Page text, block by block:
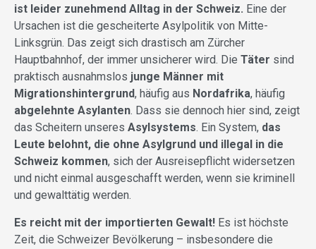
ist leider zunehmend Alltag in der Schweiz. Eine der
Ursachen ist die gescheiterte Asylpolitik von Mitte-
Linksgrün. Das zeigt sich drastisch am Zürcher
Hauptbahnhof, der immer unsicherer wird. Die Täter sind
praktisch ausnahmslos junge Männer mit
Migrationshintergrund, häufig aus Nordafrika, häufig
abgelehnte Asylanten. Dass sie dennoch hier sind, zeigt
das Scheitern unseres Asylsystems. Ein System, das
Leute belohnt, die ohne Asylgrund und illegal in die
Schweiz kommen, sich der Ausreisepflicht widersetzen
und nicht einmal ausgeschafft werden, wenn sie kriminell
und gewalttätig werden.
Es reicht mit der importierten Gewalt! Es ist höchste
Zeit, die Schweizer Bevölkerung – insbesondere die